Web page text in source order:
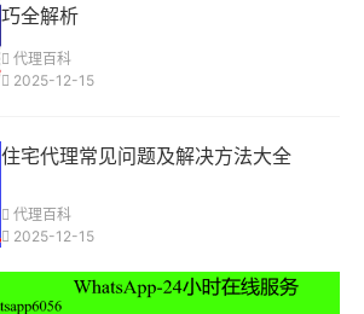
巧全解析
代理百科
2025-12-15
住宅代理常见问题及解决方法大全
代理百科
2025-12-15